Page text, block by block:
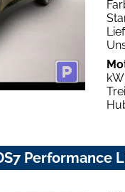
Performance